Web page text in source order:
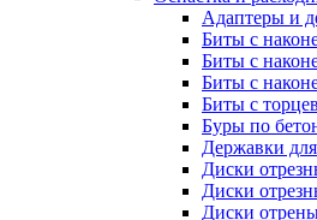
Адаптеры и
Биты с
Биты с
Биты с
Биты с
Буры по
Державки
Диски
Диски
Диски